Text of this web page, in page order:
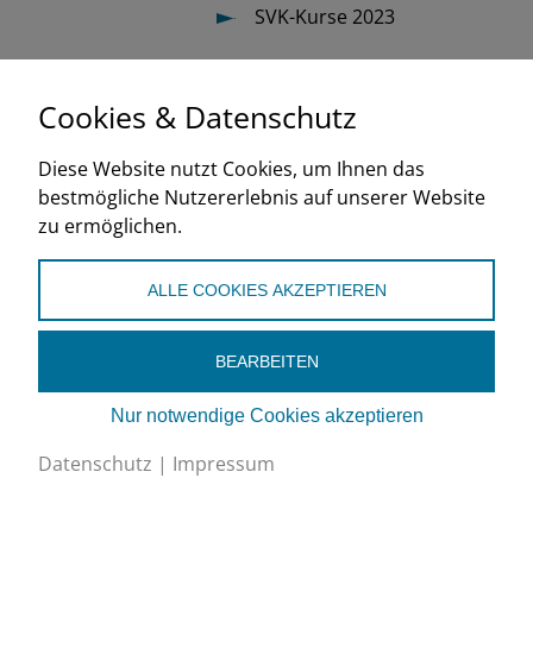
SVK-Kurse 2023
2022
Schweizerischer Verband für Kältetechnik SVK
Cookies & Datenschutz
Diese Website nutzt Cookies, um Ihnen das
bestmögliche Nutzererlebnis auf unserer Website
zu ermöglichen.
ALLE COOKIES AKZEPTIEREN
BEARBEITEN
Nur notwendige Cookies akzeptieren
Datenschutz | Impressum